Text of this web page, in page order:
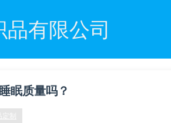
有限公司
眠质量吗？
制